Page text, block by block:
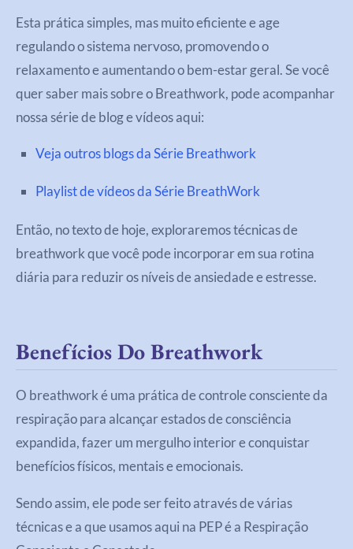
Esta prática simples, mas muito eficiente e age
regulando o sistema nervoso, promovendo o
relaxamento e aumentando o bem-estar geral. Se você
quer saber mais sobre o Breathwork, pode acompanhar
nossa série de blog e vídeos aqui:
Veja outros blogs da Série Breathwork
Playlist de vídeos da Série BreathWork
Então, no texto de hoje, exploraremos técnicas de
breathwork que você pode incorporar em sua rotina
diária para reduzir os níveis de ansiedade e estresse.
Benefícios Do Breathwork
O breathwork é uma prática de controle consciente da
respiração para alcançar estados de consciência
expandida, fazer um mergulho interior e conquistar
benefícios físicos, mentais e emocionais.
Sendo assim, ele pode ser feito através de várias
técnicas e a que usamos aqui na PEP é a Respiração